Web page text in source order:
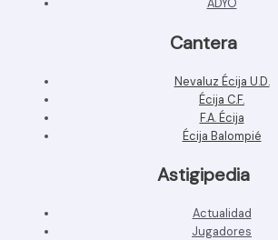
ADYO
Cantera
Nevaluz Écija U.D.
Écija C.F.
F.A. Écija
Écija Balompié
Astigipedia
Actualidad
Jugadores